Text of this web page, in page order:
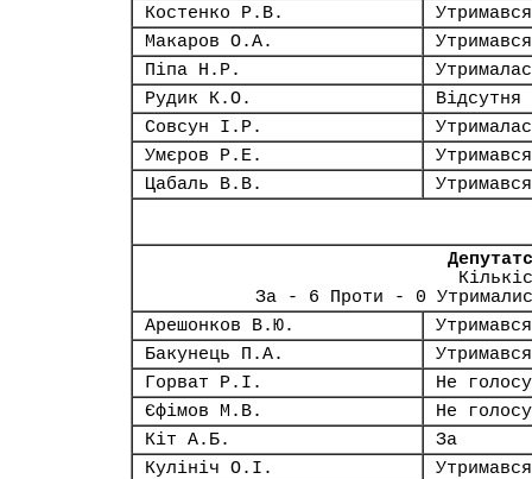
Костенко Р.В.
Утримався
Макаров О.А.
Утримався
Піпа Н.Р.
Рудик К.О.
Відсутня
Совсун І.Р.
Умєров Р.Е.
Утримався
Цабаль В.В.
Утримався
За - 6 Проти - 0
Арешонков В.Ю.
Утримався
Бакунець П.А.
Утримався
Горват Р.І.
Не
Єфімов М.В.
Не
Кіт А.Б.
За
Кулініч О.І.
Утримався